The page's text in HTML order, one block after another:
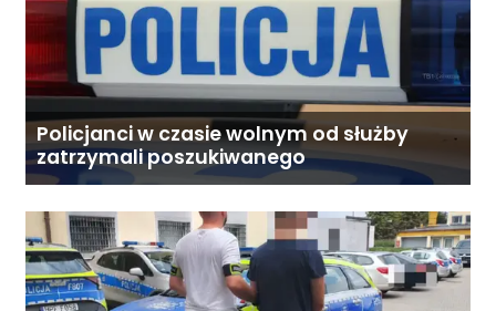
Policjanci w czasie wolnym od służby
zatrzymali poszukiwanego